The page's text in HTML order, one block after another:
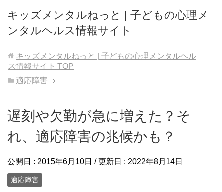
キッズメンタルねっと | 子どもの心理メ
ンタルヘルス情報サイト
キッズメンタルねっと | 子どもの心理メンタルヘル
ス情報サイト TOP
適応障害
遅刻や欠勤が急に増えた？そ
れ、適応障害の兆候かも？
公開日 : 2015年6月10日 / 更新日 : 2022年8月14日
適応障害